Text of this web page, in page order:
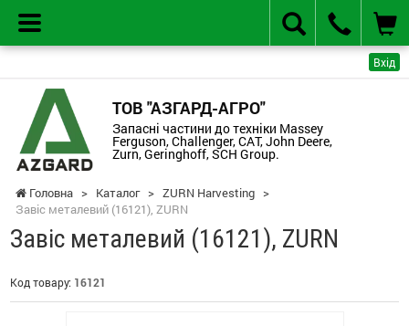
Вхід
ТОВ "АЗГАРД-АГРО"
Запасні частини до техніки Massey
Ferguson, Challenger, CAT, John Deere,
Zurn, Geringhoff, SCH Group.
Головна > Каталог > ZURN Harvesting >
Завіс металевий (16121), ZURN
Завіс металевий (16121), ZURN
Код товару: 16121